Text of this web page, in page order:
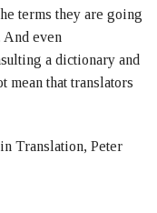
terms they are going
And even
a dictionary and
mean that translators
Translation, Peter